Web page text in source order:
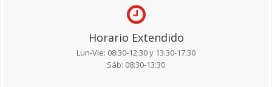
Horario Extendido
Lun-Vie: 08:30-12:30 y 13:30-17:30
Sáb: 08:30-13:30